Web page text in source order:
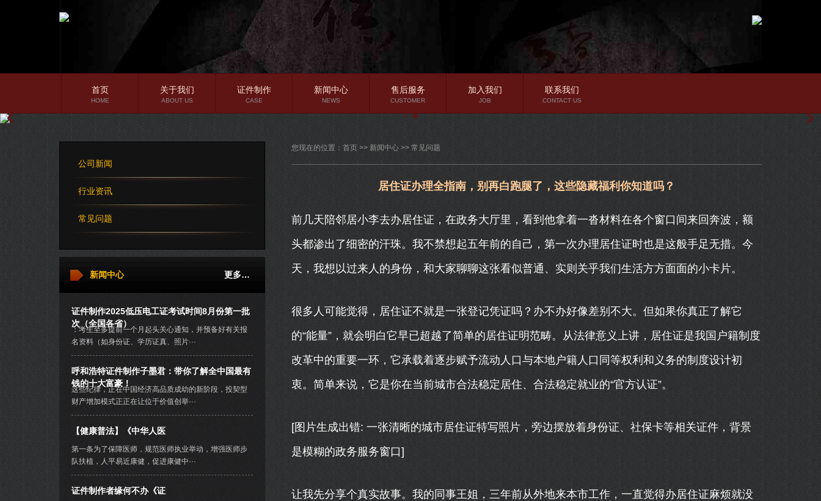
行业资讯
常见问题
首页
HOME
关于我们
ABOUT US
证件制作
CASE
新闻中心
NEWS
售后服务
CUSTOMER
加入我们
JOB
联系我们
CONTACT US
公司新闻
行业资讯
常见问题
更多…
新闻中心
证件制作2025低压电工证考试时间8月份第一批
次（全国各省）
：考生至多提前一个月起头关心通知，并预备好有关报
名资料（如身份证、学历证真、照片···
呼和浩特证件制作子墨君：带你了解全中国最有
钱的十大富豪！
这些纪律，正在中国经济高品质成幼的新阶段，投契型
财产增加模式正正在让位于价值创举···
【健康普法】《中华人医
第一条为了保障医师，规范医师执业举动，增强医师步
队扶植，人平易近康健，促进康健中···
证件制作者缘何不办《证
您现在的位置： 首页 >> 新闻中心 >> 常见问题
居住证办理全指南，别再白跑腿了，这些隐藏福利你知道吗？
前几天陪邻居小李去办居住证，在政务大厅里，看到他拿着一沓材料在各个窗口间来回奔波，额
头都渗出了细密的汗珠。我不禁想起五年前的自己，第一次办理居住证时也是这般手足无措。今
天，我想以过来人的身份，和大家聊聊这张看似普通、实则关乎我们生活方方面面的小卡片。
很多人可能觉得，居住证不就是一张登记凭证吗？办不办好像差别不大。但如果你真正了解它
的“能量”，就会明白它早已超越了简单的居住证明范畴。从法律意义上讲，居住证是我国户籍制度
改革中的重要一环，它承载着逐步赋予流动人口与本地户籍人口同等权利和义务的制度设计初
衷。简单来说，它是你在当前城市合法稳定居住、合法稳定就业的“官方认证”。
[图片生成出错: 一张清晰的城市居住证特写照片，旁边摆放着身份证、社保卡等相关证件，背景
是模糊的政务服务窗口]
让我先分享个真实故事。我的同事王姐，三年前从外地来本市工作，一直觉得办居住证麻烦就没